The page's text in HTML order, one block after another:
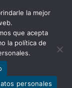
la mejor
que acepta
la política de
personales